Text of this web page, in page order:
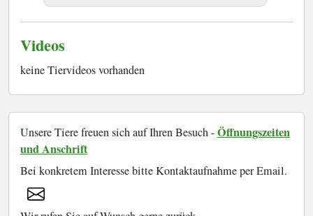
Videos
keine Tiervideos vorhanden
Unsere Tiere freuen sich auf Ihren Besuch -Öffnungszeiten
und Anschrift
Bei konkretem Interesse bitte Kontaktaufnahme per Email.